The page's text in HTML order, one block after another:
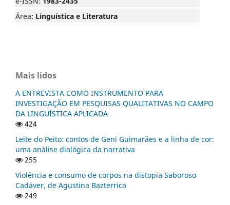
Área: Linguística e Literatura
Mais lidos
A ENTREVISTA COMO INSTRUMENTO PARA
INVESTIGAÇÃO EM PESQUISAS QUALITATIVAS NO CAMPO
DA LINGUÍSTICA APLICADA
424
Leite do Peito: contos de Geni Guimarães e a linha de cor:
uma análise dialógica da narrativa
255
Violência e consumo de corpos na distopia Saboroso
Cadáver, de Agustina Bazterrica
249